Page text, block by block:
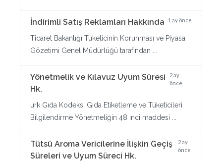
İndirimli Satış Reklamları Hakkında 1 ay önce
Ticaret Bakanlığı Tüketicinin Korunması ve Piyasa
Gözetimi Genel Müdürlüğü tarafından ...
Yönetmelik ve Kılavuz Uyum Süresi
Hk.
2 ay
önce
ürk Gıda Kodeksi Gıda Etiketleme ve Tüketicileri
Bilgilendirme Yönetmeliğin 48 inci maddesi ...
Tütsü Aroma Vericilerine İlişkin Geçiş
Süreleri ve Uyum Süreci Hk.
2 ay
önce